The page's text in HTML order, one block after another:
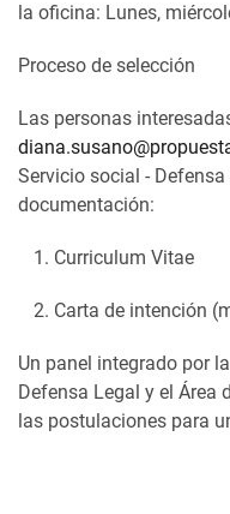
la oficina: Lunes,
Proceso de selección
Las personas
Servicio social -
documentación:
Curriculum Vitae
Carta de intención
Un panel integrado por
Defensa Legal y el Área
las postulaciones para